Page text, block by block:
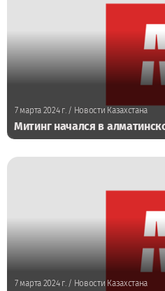
7 марта 2024 г./ Новости Казахстана
Митинг начался в
7 марта 2024 г. / Новости Казахстана